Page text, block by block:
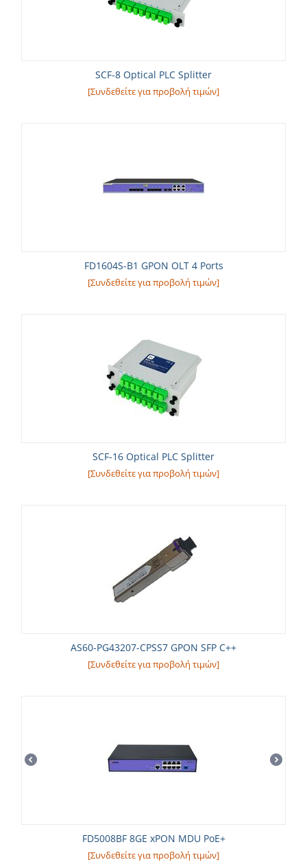
SCF-8 Optical PLC Splitter
[Συνδεθείτε για προβολή τιμών]
FD1604S-B1 GPON OLT 4 Ports
[Συνδεθείτε για προβολή τιμών]
SCF-16 Optical PLC Splitter
[Συνδεθείτε για προβολή τιμών]
AS60-PG43207-CPSS7 GPON SFP C++
[Συνδεθείτε για προβολή τιμών]
FD5008BF 8GE xPON MDU PoE+
[Συνδεθείτε για προβολή τιμών]